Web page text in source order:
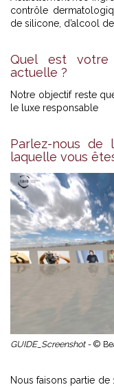
contrôle
de silicone, d’alcool
Quel est
actuelle ?
Notre objectif reste
le luxe responsable
Parlez-nous de
laquelle vous
GUIDE_Screenshot - ©
Nous faisons partie